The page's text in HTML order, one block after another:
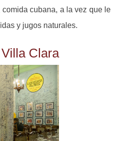
cubana, a la vez que le
y jugos naturales.
Clara